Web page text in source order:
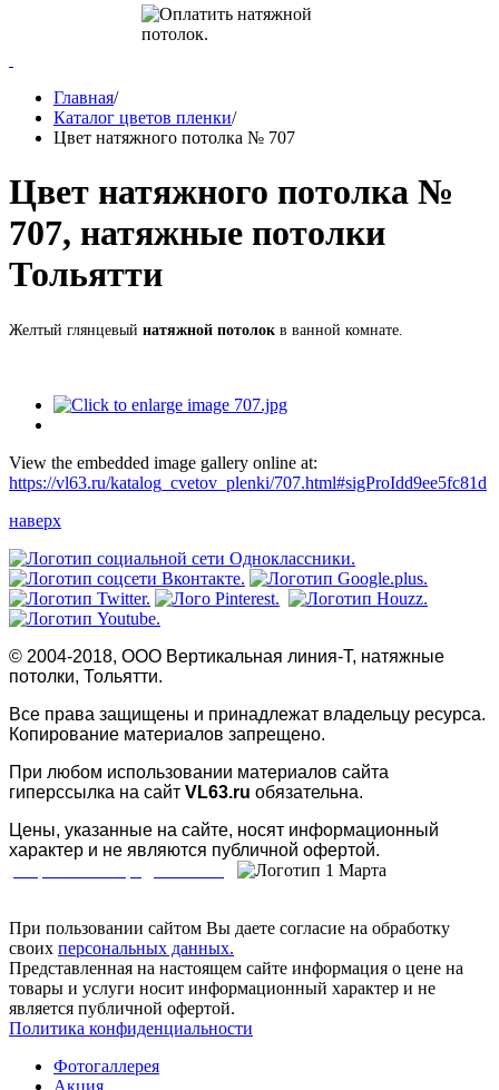
Главная/
Каталог цветов пленки/
Цвет натяжного потолка № 707
Цвет натяжного потолка №
707, натяжные потолки
Тольятти
Желтый глянцевый натяжной потолок в ванной комнате.
View the embedded image gallery online at:
https://vl63.ru/katalog_cvetov_plenki/707.html#sigProIdd9ee5fc81d
наверх
© 2004-2018, ООО Вертикальная линия-Т, натяжные
потолки, Тольятти.
Все права защищены и принадлежат владельцу ресурса.
Копирование материалов запрещено.
При любом использовании материалов сайта
гиперссылка на сайт VL63.ru обязательна.
Цены, указанные на сайте, носят информационный
характер и не являются публичной офертой.
При пользовании сайтом Вы даете согласие на обработку
своих персональных данных.
Представленная на настоящем сайте информация о цене на
товары и услуги носит информационный характер и не
является публичной офертой.
Политика конфиденциальности
Фотогаллерея
Акция